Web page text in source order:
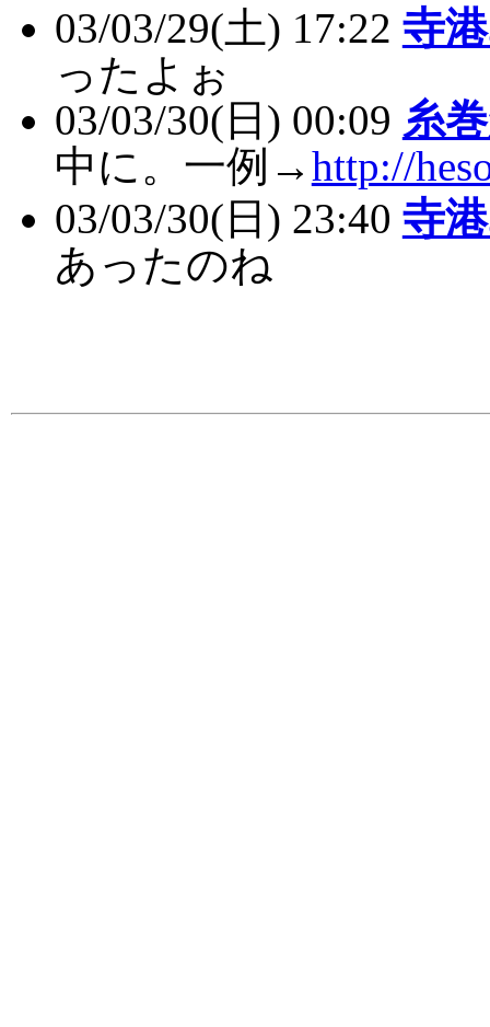
03/03/29(土) 17:22 寺
ったよぉ
03/03/30(日) 00:09 糸
中に。一例→http://
03/03/30(日) 23:40 寺
あったのね